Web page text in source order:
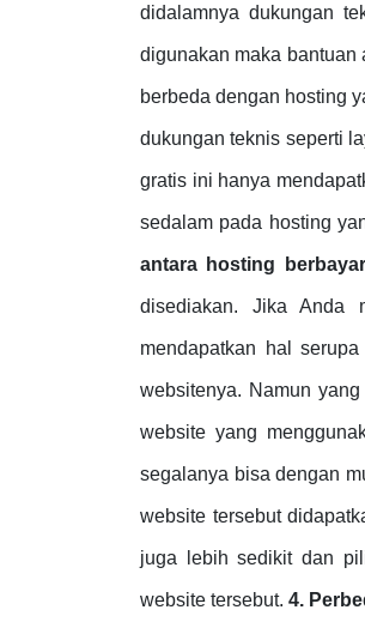
didalamnya dukungan
digunakan maka
berbeda dengan hosting
dukungan teknis seperti
gratis ini hanya
sedalam pada hosting
antara hosting
disediakan. Jika Anda
mendapatkan hal
websitenya. Namun
website yang
segalanya bisa dengan
website tersebut
juga lebih sedikit dan
website tersebut.4.